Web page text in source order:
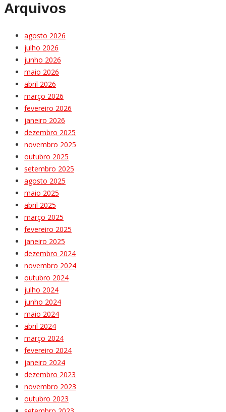
Arquivos
agosto 2026
julho 2026
junho 2026
maio 2026
abril 2026
março 2026
fevereiro 2026
janeiro 2026
dezembro 2025
novembro 2025
outubro 2025
setembro 2025
agosto 2025
maio 2025
abril 2025
março 2025
fevereiro 2025
janeiro 2025
dezembro 2024
novembro 2024
outubro 2024
julho 2024
junho 2024
maio 2024
abril 2024
março 2024
fevereiro 2024
janeiro 2024
dezembro 2023
novembro 2023
outubro 2023